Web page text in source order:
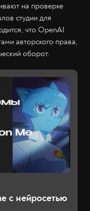
на проверке
студии для
что OpenAI
авторского права,
оборот.
с нейросетью